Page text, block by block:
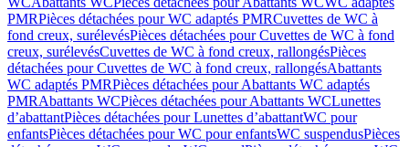
PMRPièces détachées pour WC adaptés PMRCuvettes de WC à
fond creux, surélevésPièces détachées pour Cuvettes de WC à fond
creux, surélevésCuvettes de WC à fond creux, rallongésPièces
détachées pour Cuvettes de WC à fond creux, rallongésAbattants
WC adaptés PMRPièces détachées pour Abattants WC adaptés
PMRAbattants WCPièces détachées pour Abattants WCLunettes
d’abattantPièces détachées pour Lunettes d’abattantWC pour
enfantsPièces détachées pour WC pour enfantsWC suspendusPièces